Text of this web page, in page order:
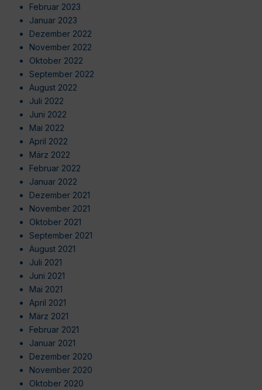
Februar 2023
Januar 2023
Dezember 2022
November 2022
Oktober 2022
September 2022
August 2022
Juli 2022
Juni 2022
Mai 2022
April 2022
März 2022
Februar 2022
Januar 2022
Dezember 2021
November 2021
Oktober 2021
September 2021
August 2021
Juli 2021
Juni 2021
Mai 2021
April 2021
März 2021
Februar 2021
Januar 2021
Dezember 2020
November 2020
Oktober 2020